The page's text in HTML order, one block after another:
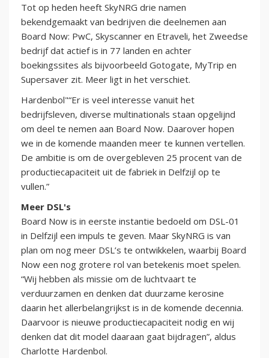
Tot op heden heeft SkyNRG drie namen
bekendgemaakt van bedrijven die deelnemen aan
Board Now: PwC, Skyscanner en Etraveli, het Zweedse
bedrijf dat actief is in 77 landen en achter
boekingssites als bijvoorbeeld Gotogate, MyTrip en
Supersaver zit. Meer ligt in het verschiet.
Hardenbol"“Er is veel interesse vanuit het
bedrijfsleven, diverse multinationals staan opgelijnd
om deel te nemen aan Board Now. Daarover hopen
we in de komende maanden meer te kunnen vertellen.
De ambitie is om de overgebleven 25 procent van de
productiecapaciteit uit de fabriek in Delfzijl op te
vullen.”
Meer DSL's
Board Now is in eerste instantie bedoeld om DSL-01
in Delfzijl een impuls te geven. Maar SkyNRG is van
plan om nog meer DSL’s te ontwikkelen, waarbij Board
Now een nog grotere rol van betekenis moet spelen.
“Wij hebben als missie om de luchtvaart te
verduurzamen en denken dat duurzame kerosine
daarin het allerbelangrijkst is in de komende decennia.
Daarvoor is nieuwe productiecapaciteit nodig en wij
denken dat dit model daaraan gaat bijdragen”, aldus
Charlotte Hardenbol.